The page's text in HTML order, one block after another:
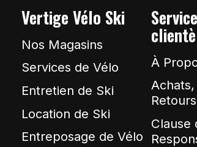
Vertige Vélo Ski
Nos Magasins
Services de Vélo
Entretien de Ski
Location de Ski
Entreposage de Vélo
À
Retours
Clause